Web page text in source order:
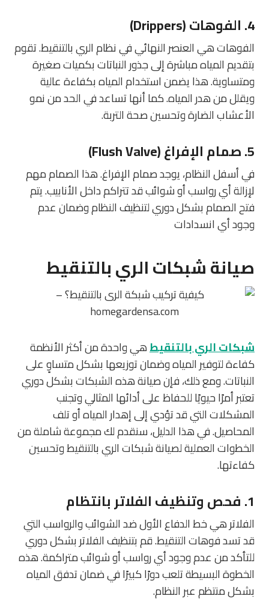
4. الفوهات (Drippers)
الفوهات هي العنصر النهائي في نظام الري بالتنقيط. تقوم
بتقديم المياه مباشرة إلى جذور النباتات بكميات صغيرة
ومتساوية. هذا يضمن استخدام المياه بكفاءة عالية
ويقلل من هدر المياه. كما أنها تساعد في الحد من نمو
الأعشاب الضارة وتحسين صحة التربة.
5. صمام الإفراغ (Flush Valve)
في أسفل النظام، يوجد صمام الإفراغ. هذا الصمام مهم
لإزالة أي رواسب أو شوائب قد تتراكم داخل الأنابيب. يتم
فتح الصمام بشكل دوري لتنظيف النظام وضمان عدم
وجود أي انسدادات
صيانة شبكات الري بالتنقيط
شبكات الري بالتنقيطهي واحدة من أكثر الأنظمة
كفاءة لتوفير المياه وضمان توزيعها بشكل متساوٍ على
النباتات. ومع ذلك، فإن صيانة هذه الشبكات بشكل دوري
تعتبر أمرًا حيويًا للحفاظ على أدائها المثالي وتجنب
المشكلات التي قد تؤدي إلى إهدار المياه أو تلف
المحاصيل. في هذا الدليل، سنقدم لك مجموعة شاملة من
الخطوات العملية لصيانة شبكات الري بالتنقيط وتحسين
كفاءتها.
1. فحص وتنظيف الفلاتر بانتظام
الفلاتر هي خط الدفاع الأول ضد الشوائب والرواسب التي
قد تسد فوهات التنقيط. قم بتنظيف الفلاتر بشكل دوري
للتأكد من عدم وجود أي رواسب أو شوائب متراكمة. هذه
الخطوة البسيطة تلعب دورًا كبيرًا في ضمان تدفق المياه
بشكل منتظم عبر النظام.